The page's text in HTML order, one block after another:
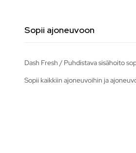
Sopii ajoneuvoon
Dash Fresh / Puhdistava sisähoito
Sopii kaikkiin ajoneuvoihin ja